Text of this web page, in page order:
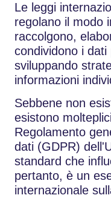
Le leggi
regolano il modo
raccolgono,
condividono i dati
sviluppando
informazioni
Sebbene non
esistono
Regolamento
dati (GDPR)
standard che
pertanto, è un
internazionale